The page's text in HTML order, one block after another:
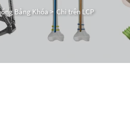
Bảng Khóa> Chi trên LCP